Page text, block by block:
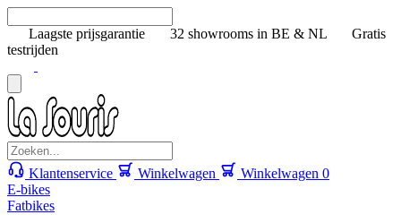
Laagste prijsgarantie 32 showrooms in BE & NL
Gratis
testrijden
Klantenservice Winkelwagen Winkelwagen 0
E-bikes
Fatbikes